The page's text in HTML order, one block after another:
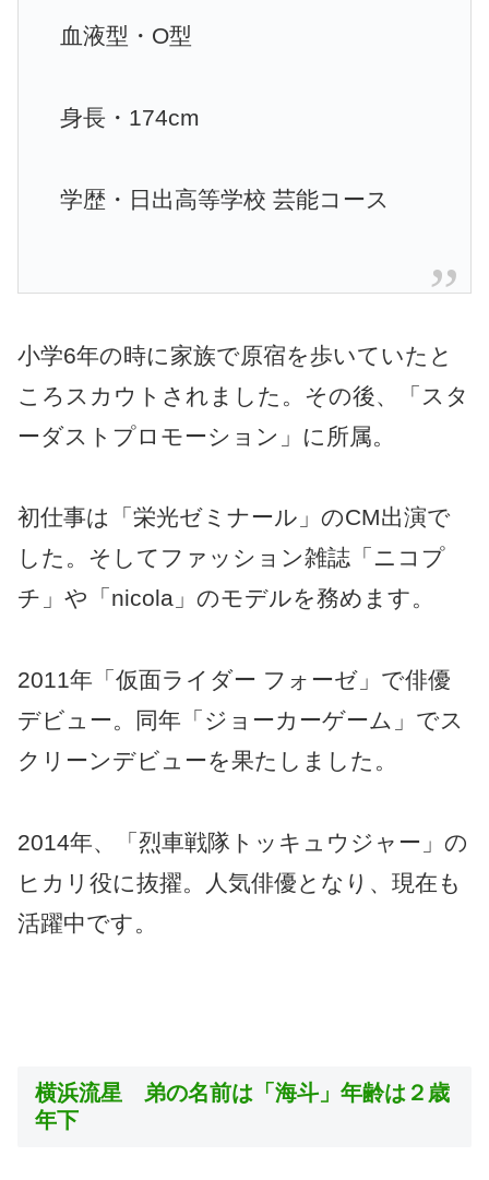
血液型・O型
身長・174cm
学歴・日出高等学校 芸能コース
小学6年の時に家族で原宿を歩いていたと
ころスカウトされました。その後、「スタ
ーダストプロモーション」に所属。
初仕事は「栄光ゼミナール」のCM出演で
した。そしてファッション雑誌「ニコプ
チ」や「nicola」のモデルを務めます。
2011年「仮面ライダー フォーゼ」で俳優
デビュー。同年「ジョーカーゲーム」でス
クリーンデビューを果たしました。
2014年、「烈車戦隊トッキュウジャー」の
ヒカリ役に抜擢。人気俳優となり、現在も
活躍中です。
横浜流星 弟の名前は「海斗」年齢は２歳
年下